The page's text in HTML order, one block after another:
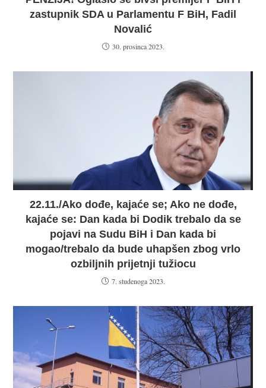
zastupnik SDA u Parlamentu F BiH, Fadil
Novalić
30. prosinca 2023.
22.11./Ako dođe, kajaće se; Ako ne dođe,
kajaće se: Dan kada bi Dodik trebalo da se
pojavi na Sudu BiH i Dan kada bi
mogao/trebalo da bude uhapšen zbog vrlo
ozbiljnih prijetnji tužiocu
7. studenoga 2023.